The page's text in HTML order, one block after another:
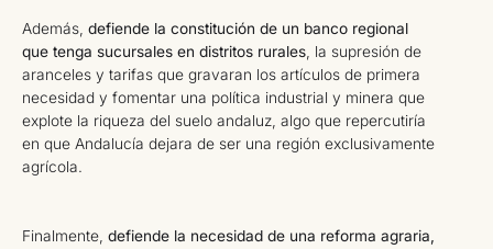
Además, defiende la constitución de un banco regional
que tenga sucursales en distritos rurales, la supresión de
aranceles y tarifas que gravaran los artículos de primera
necesidad y fomentar una política industrial y minera que
explote la riqueza del suelo andaluz, algo que repercutiría
en que Andalucía dejara de ser una región exclusivamente
agrícola.
Finalmente, defiende la necesidad de una reforma agraria,